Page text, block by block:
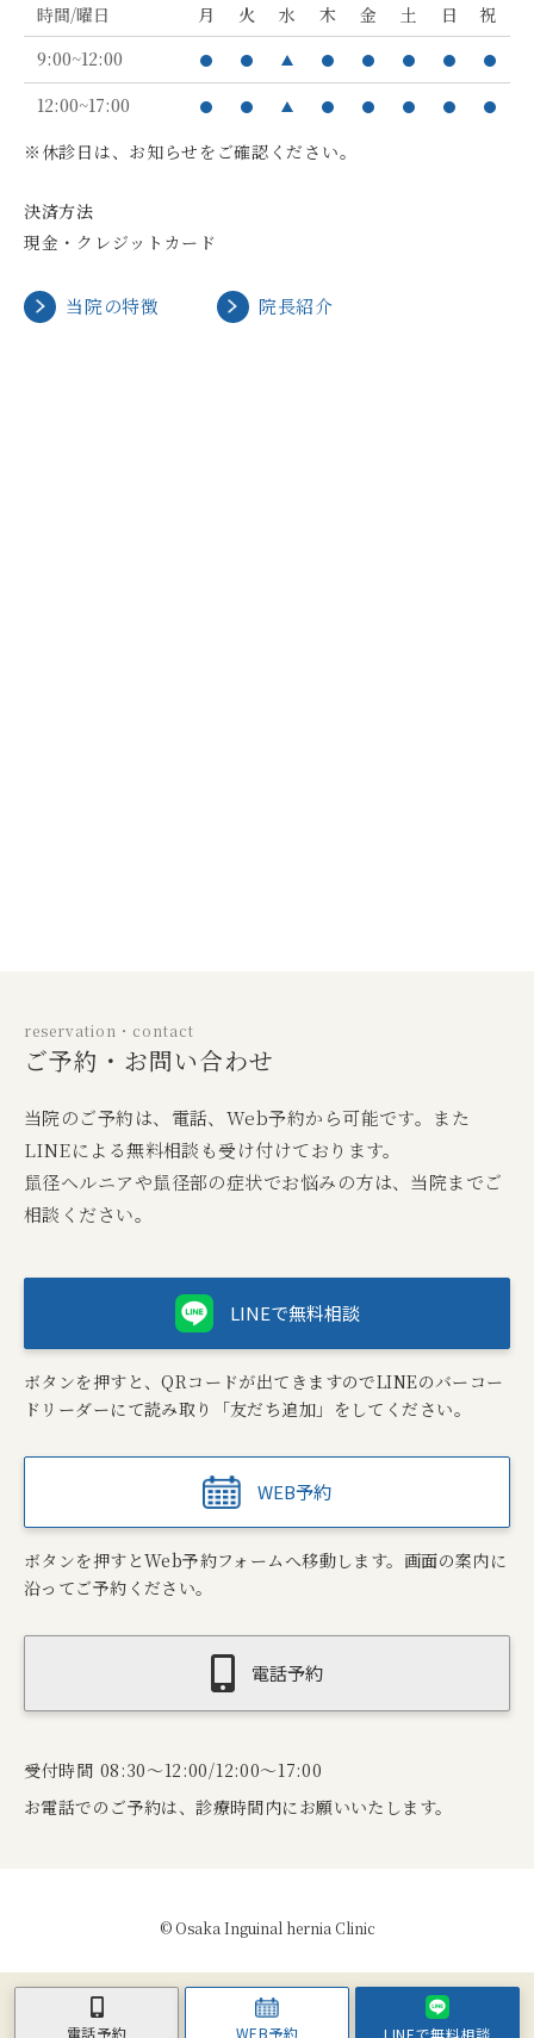
時間/曜日
月 火 水 木 金 土 日
祝
9:00~12:00
12:00~17:00
※休診日は、お知らせをご確認ください。
決済方法
現金・クレジットカード
当院の特徴 院長紹介
reservation・contact
ご予約・お問い合わせ
当院のご予約は、電話、Web予約から可能です。また
LINEによる無料相談も受け付けております。
鼠径ヘルニアや鼠径部の症状でお悩みの方は、当院までご
相談ください。
電話予約
受付時間 08:30～12:00/12:00～17:00
お電話でのご予約は、診療時間内にお願いいたします。
WEB予約
ボタンを押すとWeb予約フォームへ移動します。画面の案内に
沿ってご予約ください。
LINEで無料相談
ボタンを押すと、QRコードが出てきますのでLINEのバーコー
ドリーダーにて読み取り「友だち追加」をしてください。
© Osaka Inguinal hernia Clinic
電話予約 WEB予約 LINEで無料相談